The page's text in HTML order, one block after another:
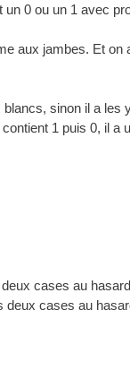
0 ou un 1 avec
aux jambes. Et on
sinon il a les
1 puis 0, il a
cases au
deux cases au